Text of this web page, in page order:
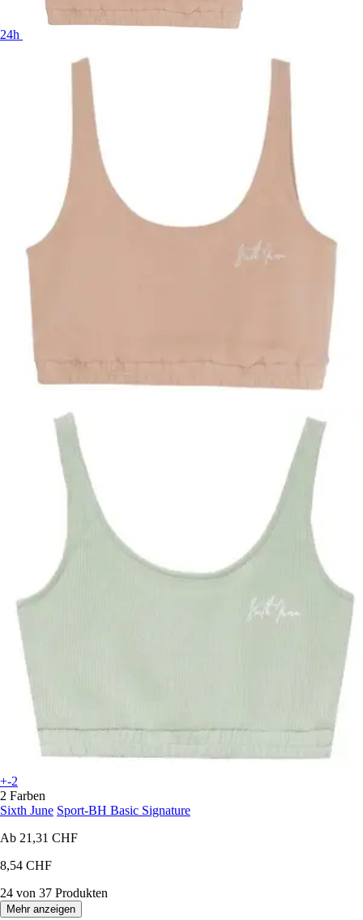
24h
+-2
2 Farben
Sixth June Sport-BH Basic Signature
Ab 21,31 CHF
8,54 CHF
24 von 37 Produkten
Mehr anzeigen